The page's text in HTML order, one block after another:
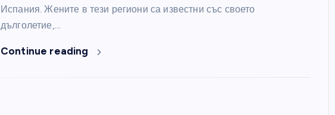
Испания. Жените в тези региони са известни със своето
дълголетие,…
Continue reading